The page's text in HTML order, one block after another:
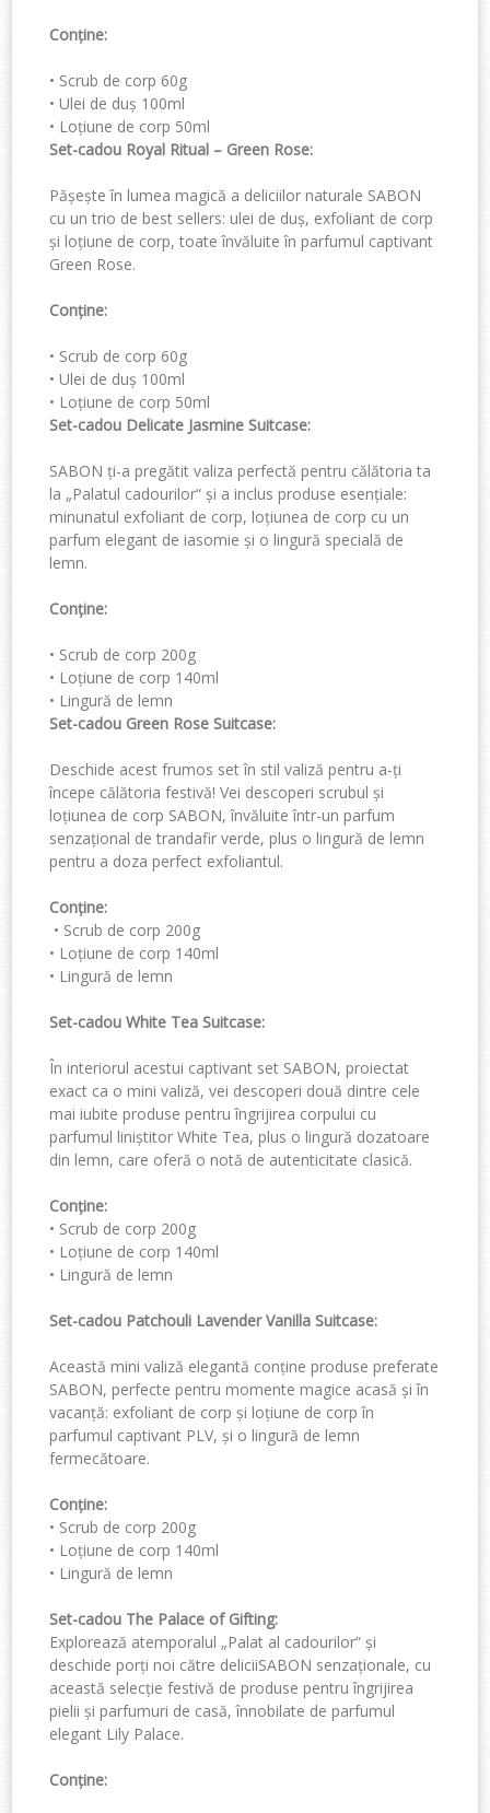
Conține:
• Scrub de corp 60g
• Ulei de duș 100ml
• Loțiune de corp 50ml
Set-cadou Royal Ritual – Green Rose:
Pășește în lumea magică a deliciilor naturale SABON
cu un trio de best sellers: ulei de duș, exfoliant de corp
și loțiune de corp, toate învăluite în parfumul captivant
Green Rose.
Conține:
• Scrub de corp 60g
• Ulei de duș 100ml
• Loțiune de corp 50ml
Set-cadou Delicate Jasmine Suitcase:
SABON ți-a pregătit valiza perfectă pentru călătoria ta
la „Palatul cadourilor“ și a inclus produse esențiale:
minunatul exfoliant de corp, loțiunea de corp cu un
parfum elegant de iasomie și o lingură specială de
lemn.
Conține:
• Scrub de corp 200g
• Loțiune de corp 140ml
• Lingură de lemn
Set-cadou Green Rose Suitcase:
Deschide acest frumos set în stil valiză pentru a-ți
începe călătoria festivă! Vei descoperi scrubul și
loțiunea de corp SABON, învăluite într-un parfum
senzațional de trandafir verde, plus o lingură de lemn
pentru a doza perfect exfoliantul.
Conține:
• Scrub de corp 200g
• Loțiune de corp 140ml
• Lingură de lemn
Set-cadou White Tea Suitcase:
În interiorul acestui captivant set SABON, proiectat
exact ca o mini valiză, vei descoperi două dintre cele
mai iubite produse pentru îngrijirea corpului cu
parfumul liniștitor White Tea, plus o lingură dozatoare
din lemn, care oferă o notă de autenticitate clasică.
Conține:
• Scrub de corp 200g
• Loțiune de corp 140ml
• Lingură de lemn
Set-cadou Patchouli Lavender Vanilla Suitcase:
Această mini valiză elegantă conține produse preferate
SABON, perfecte pentru momente magice acasă și în
vacanță: exfoliant de corp și loțiune de corp în
parfumul captivant PLV,și o lingură de lemn
fermecătoare.
Conține:
• Scrub de corp 200g
• Loțiune de corp 140ml
• Lingură de lemn
Set-cadou The Palace of Gifting:
Explorează atemporalul „Palat al cadourilor“ și
deschide porți noi către deliciiSABON senzaționale, cu
această selecție festivă de produse pentru îngrijirea
pielii și parfumuri de casă, înnobilate de parfumul
elegant Lily Palace.
Conține: